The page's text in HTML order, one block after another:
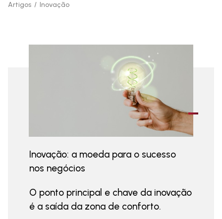
Artigos / Inovação
Inovação: a moeda para o sucesso
nos negócios
O ponto principal e chave da inovação
é a saída da zona de conforto.